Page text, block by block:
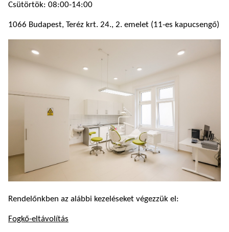
Csütörtök: 08:00-14:00
1066 Budapest, Teréz krt. 24., 2. emelet (11-es kapucsengő)
Rendelőnkben az alábbi kezeléseket végezzük el:
Fogkő-eltávolítás